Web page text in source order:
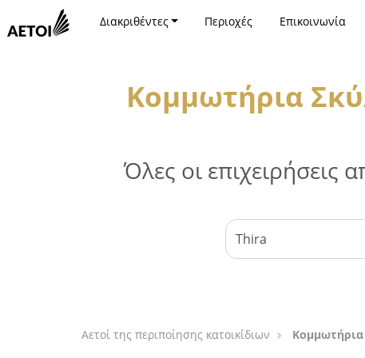
Διακριθέντες Περιοχές Επικοινωνία
Κομμωτήρια
Όλες οι
Αετοί της περιποίησης κατοικίδιων Κομμωτήρια